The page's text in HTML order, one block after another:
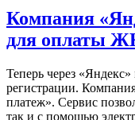
Компания
для оплаты
Теперь через
регистрации.
платеж». Сервис
так и с помощью